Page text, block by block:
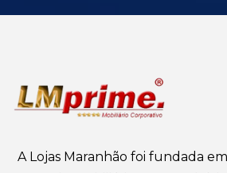
A Lojas Maranhão foi fundada